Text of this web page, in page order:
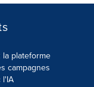
plateforme
campagnes
l'IA